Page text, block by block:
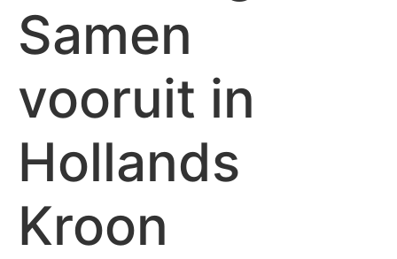
Samen
vooruit in
Hollands
Kroon